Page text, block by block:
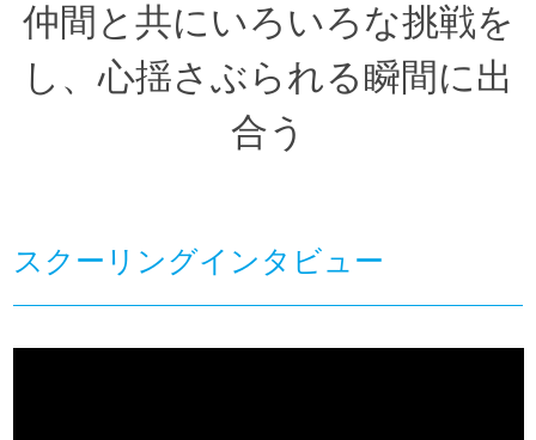
仲間と共にいろいろな挑戦を
し、心揺さぶられる瞬間に出
合う
スクーリングインタビュー